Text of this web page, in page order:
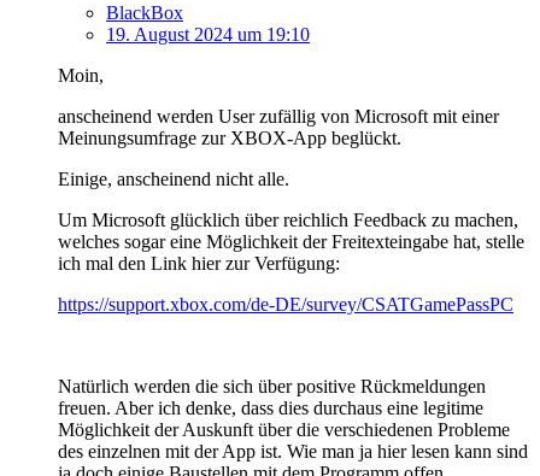
BlackBox
19. August 2024 um 19:10
Moin,
anscheinend werden User zufällig von Microsoft mit einer
Meinungsumfrage zur XBOX-App beglückt.
Einige, anscheinend nicht alle.
Um Microsoft glücklich über reichlich Feedback zu machen,
welches sogar eine Möglichkeit der Freitexteingabe hat, stelle
ich mal den Link hier zur Verfügung:
https://support.xbox.com/de-DE/survey/CSATGamePassPC
Natürlich werden die sich über positive Rückmeldungen
freuen. Aber ich denke, dass dies durchaus eine legitime
Möglichkeit der Auskunft über die verschiedenen Probleme
des einzelnen mit der App ist. Wie man ja hier lesen kann sind